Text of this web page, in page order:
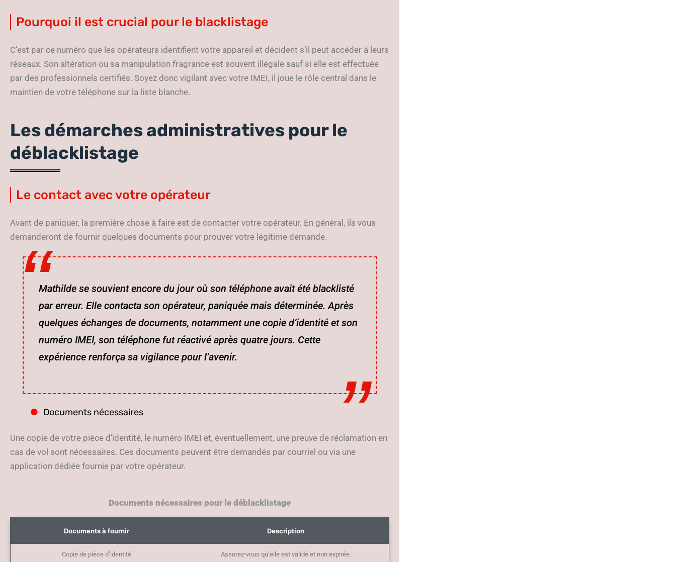
Pourquoi il est crucial pour le blacklistage
C’est par ce numéro que les opérateurs identifient votre appareil et décident s’il peut accéder à leurs
réseaux. Son altération ou sa manipulation fragrance est souvent illégale sauf si elle est effectuée
par des professionnels certifiés. Soyez donc vigilant avec votre IMEI, il joue le rôle central dans le
maintien de votre téléphone sur la liste blanche.
Les démarches administratives pour le
déblacklistage
Le contact avec votre opérateur
Avant de paniquer, la première chose à faire est de contacter votre opérateur. En général, ils vous
demanderont de fournir quelques documents pour prouver votre légitime demande.
Mathilde se souvient encore du jour où son téléphone avait été blacklisté
par erreur. Elle contacta son opérateur, paniquée mais déterminée. Après
quelques échanges de documents, notamment une copie d’identité et son
numéro IMEI, son téléphone fut réactivé après quatre jours. Cette
expérience renforça sa vigilance pour l’avenir.
Documents nécessaires
Une copie de votre pièce d’identité, le numéro IMEI et, éventuellement, une preuve de réclamation en
cas de vol sont nécessaires. Ces documents peuvent être demandés par courriel ou via une
application dédiée fournie par votre opérateur.
Documents nécessaires pour le déblacklistage
Documents à fournir Description
Copie de pièce d’identité Assurez-vous qu’elle est valide et non expirée.